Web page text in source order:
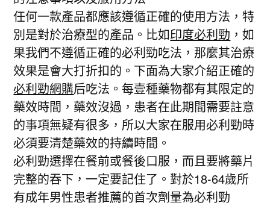
任何一款產品都應該遵循正確的使用方法，特
別是對於治療型的產品。比如印度必利勁 ，如
果我們不遵循正確的必利勁吃法，那麼其治療
效果是會大打折扣的。下面為大家介紹正確的
必利勁網購后吃法。每壹種藥物都有其限定的
藥效時間，藥效沒過，患者在此期間需要註意
的事項無疑有很多，所以大家在服用必利勁時
必須要清楚藥效的持續時間。
必利勁選擇在餐前或餐後口服，而且要將藥片
完整的吞下，一定要記住了。對於18-64歲所
有成年男性患者推薦的首次劑量為必利勁